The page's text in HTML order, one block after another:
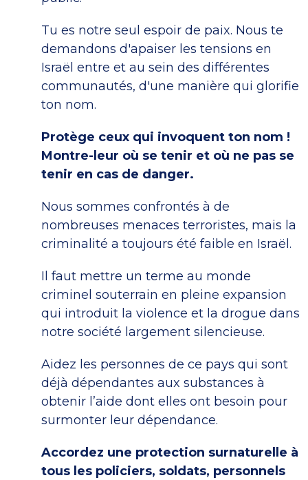
Tu es notre seul espoir de paix. Nous te
demandons d'apaiser les tensions en
Israël entre et au sein des différentes
communautés, d'une manière qui glorifie
ton nom.
Protège ceux qui invoquent ton nom !
Montre-leur où se tenir et où ne pas se
tenir en cas de danger.
Nous sommes confrontés à de
nombreuses menaces terroristes, mais la
criminalité a toujours été faible en Israël.
Il faut mettre un terme au monde
criminel souterrain en pleine expansion
qui introduit la violence et la drogue dans
notre société largement silencieuse.
Aidez les personnes de ce pays qui sont
déjà dépendantes aux substances à
obtenir l’aide dont elles ont besoin pour
surmonter leur dépendance.
Accordez une protection surnaturelle à
tous les policiers, soldats, personnels